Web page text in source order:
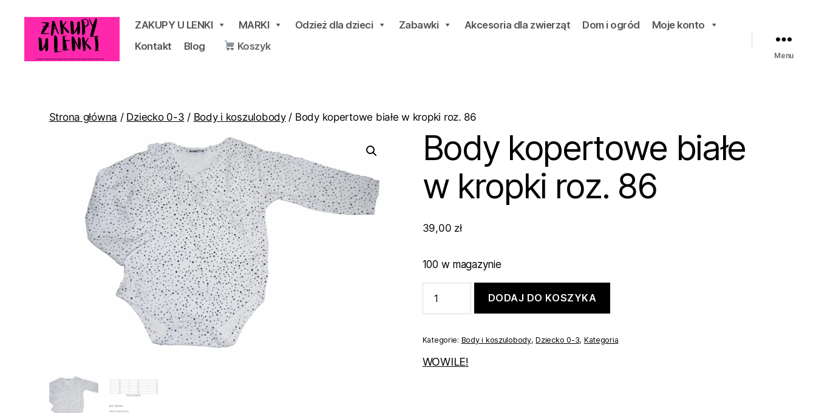
ZAKUPY U LENKI MARKI Odzież dla dzieci Zabawki Akcesoria dla zwierząt Dom i ogród
Moje konto
Kontakt
Blog Koszyk
Menu
Strona główna / Dziecko 0-3 / Body i koszulobody/ Body kopertowe białe w kropki roz. 86
Body kopertowe białe
w kropki roz. 86
39,00 zł
100 w magazynie
Body
kopertowe
w
kropki
roz.
DODAJ DO KOSZYKA
Kategorie: Body i koszulobody,Dziecko 0-3, Kategoria
WOWILE!